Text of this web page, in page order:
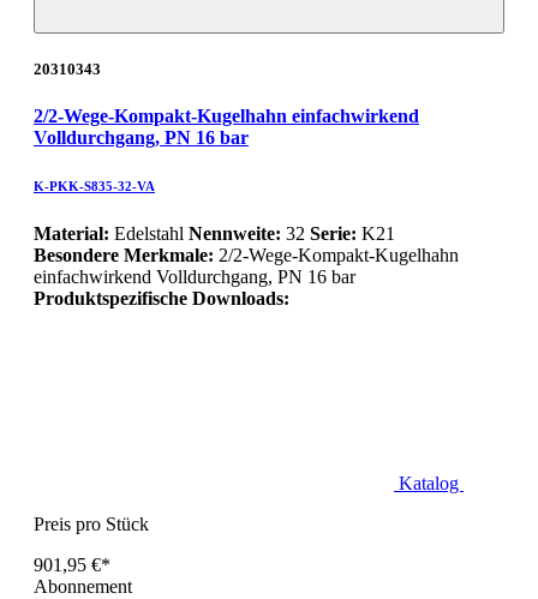
20310343
2/2-Wege-Kompakt-Kugelhahn einfachwirkend
Volldurchgang, PN 16 bar
K-PKK-S835-32-VA
Material: Edelstahl Nennweite: 32 Serie: K21
Besondere Merkmale: 2/2-Wege-Kompakt-Kugelhahn
einfachwirkend Volldurchgang, PN 16 bar
Produktspezifische Downloads:
Katalog
Preis pro Stück
901,95 €*
Abonnement